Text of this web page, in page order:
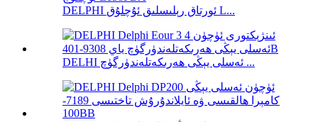
DELPHI ئورتاق رېلىسلىق ئۇچلۇق L...
DELHI ئەسلى يېڭى ھەرىكەتلەندۈرگۈچ ...